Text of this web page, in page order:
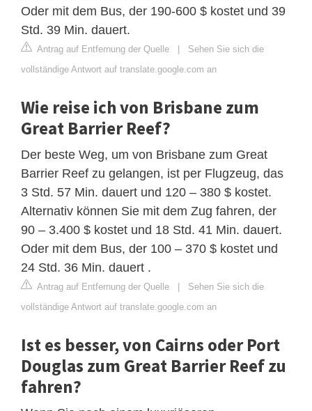
Oder mit dem Bus, der 190-600 $ kostet und 39
Std. 39 Min. dauert.
Antrag auf Entfernung der Quelle | Sehen Sie sich die
vollständige Antwort auf translate.google.com an
Wie reise ich von Brisbane zum
Great Barrier Reef?
Der beste Weg, um von Brisbane zum Great
Barrier Reef zu gelangen, ist per Flugzeug, das
3 Std. 57 Min. dauert und 120 – 380 $ kostet.
Alternativ können Sie mit dem Zug fahren, der
90 – 3.400 $ kostet und 18 Std. 41 Min. dauert.
Oder mit dem Bus, der 100 – 370 $ kostet und
24 Std. 36 Min. dauert .
Antrag auf Entfernung der Quelle | Sehen Sie sich die
vollständige Antwort auf translate.google.com an
Ist es besser, von Cairns oder Port
Douglas zum Great Barrier Reef zu
fahren?